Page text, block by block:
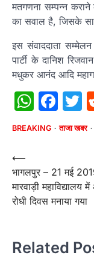
मतगणना सम्पन्न
का सवाल है, जिसके
इस संवाददाता
पार्टी के दानिश
मधुकर आनंद आदि
BREAKING ताजा खबर
Post
navigation
⟵
भागलपुर – 21 मई
मारवाड़ी महाविद्यालय
रोधी दिवस मनाया गया
Related